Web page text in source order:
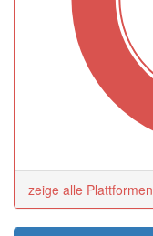
zeige alle Plattformen